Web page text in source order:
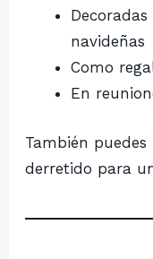
navideñas
Como
En
También
derretido para